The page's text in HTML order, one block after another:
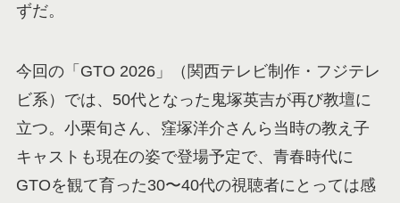
ずだ。
今回の「GTO 2026」（関西テレビ制作・フジテレ
ビ系）では、50代となった鬼塚英吉が再び教壇に
立つ。小栗旬さん、窪塚洋介さんら当時の教え子
キャストも現在の姿で登場予定で、青春時代に
GTOを観て育った30〜40代の視聴者にとっては感